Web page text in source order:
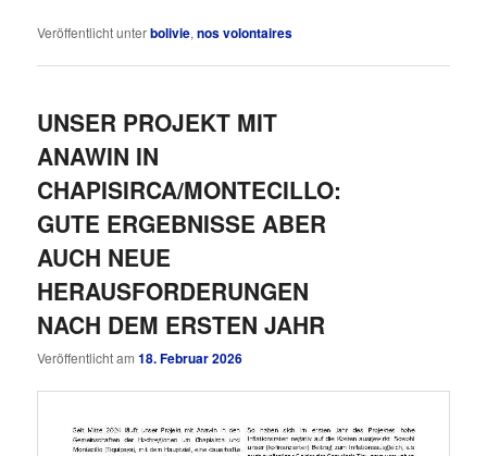
Veröffentlicht unterbolivie,nos volontaires
UNSER PROJEKT MIT
ANAWIN IN
CHAPISIRCA/MONTECILLO:
GUTE ERGEBNISSE ABER
AUCH NEUE
HERAUSFORDERUNGEN
NACH DEM ERSTEN JAHR
Veröffentlicht am18. Februar 2026